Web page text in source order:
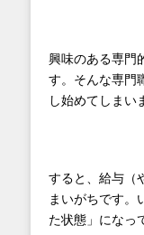
興味のある専門
す。そんな専門
し始めてしまい
すると、給与（
まいがちです。
た状態」になっ